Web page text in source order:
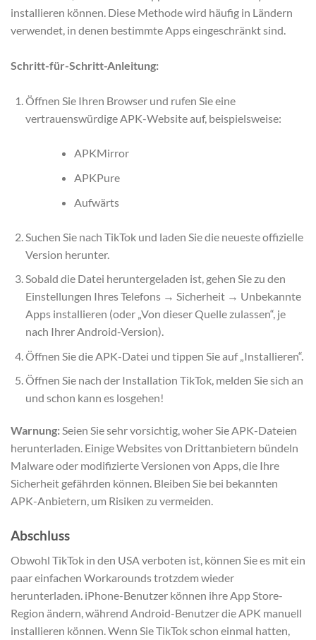
installieren können. Diese Methode wird häufig in Ländern
verwendet, in denen bestimmte Apps eingeschränkt sind.
Schritt-für-Schritt-Anleitung:
Öffnen Sie Ihren Browser und rufen Sie eine
vertrauenswürdige APK-Website auf, beispielsweise:
APKMirror
APKPure
Aufwärts
Suchen Sie nach TikTok und laden Sie die neueste offizielle
Version herunter.
Sobald die Datei heruntergeladen ist, gehen Sie zu den
Einstellungen Ihres Telefons → Sicherheit → Unbekannte
Apps installieren (oder „Von dieser Quelle zulassen“, je
nach Ihrer Android-Version).
Öffnen Sie die APK-Datei und tippen Sie auf „Installieren“.
Öffnen Sie nach der Installation TikTok, melden Sie sich an
und schon kann es losgehen!
Warnung:Seien Sie sehr vorsichtig, woher Sie APK-Dateien
herunterladen. Einige Websites von Drittanbietern bündeln
Malware oder modifizierte Versionen von Apps, die Ihre
Sicherheit gefährden können. Bleiben Sie bei bekannten
APK-Anbietern, um Risiken zu vermeiden.
Abschluss
Obwohl TikTok in den USA verboten ist, können Sie es mit ein
paar einfachen Workarounds trotzdem wieder
herunterladen. iPhone-Benutzer können ihre App Store-
Region ändern, während Android-Benutzer die APK manuell
installieren können. Wenn Sie TikTok schon einmal hatten,